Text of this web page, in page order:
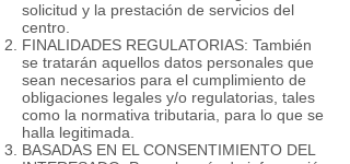
solicitud y la prestación de servicios del
centro.
FINALIDADES REGULATORIAS: También
se tratarán aquellos datos personales que
sean necesarios para el cumplimiento de
obligaciones legales y/o regulatorias, tales
como la normativa tributaria, para lo que se
halla legitimada.
BASADAS EN EL CONSENTIMIENTO DEL